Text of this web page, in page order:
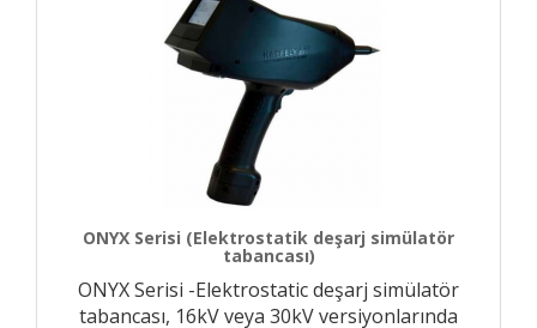
ONYX Serisi (Elektrostatik deşarj simülatör
tabancası)
ONYX Serisi -Elektrostatic deşarj simülatör
tabancası, 16kV veya 30kV versiyonlarında